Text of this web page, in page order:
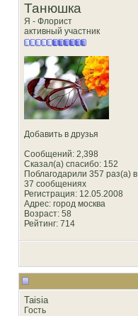
Танюшка
Я - Флорист
активный участник
Добавить в друзья
Сообщений: 2,398
Сказал(а) спасибо: 152
Поблагодарили 357 раз(а) в
37 сообщениях
Регистрация: 12.05.2008
Адрес: город москва
Возраст: 58
Рейтинг: 714
Taisia
Гость